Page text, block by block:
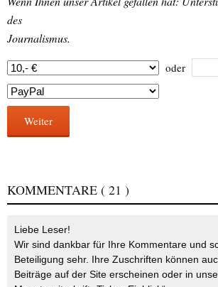
des
Journalismus.
oder
Weiter
KOMMENTARE ( 21 )
Liebe Leser!
Wir sind dankbar für Ihre Kommentare und
Beteiligung sehr. Ihre Zuschriften können
Beiträge auf der Site erscheinen oder in